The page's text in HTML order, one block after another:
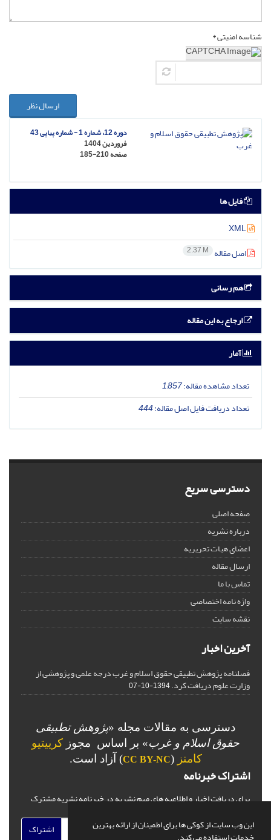
این وب سایت از کوکی ها برای اطمینان از ارائه بهترین
شناسه امنیتی *
ارسال نظر
دوره 12، شماره 1 - شماره پیاپی 43
فروردین 1404
صفحه185-210
فایل ها
اصل مقاله 2.37 M
هم رسانی
ارجاع به این مقاله
آمار
تعداد مشاهده مقاله:1,857
تعداد دریافت فایل اصل مقاله:444
دسترسی سریع
صفحه اصلی
درباره نشریه
اعضای هیات تحریریه
ارسال مقاله
تماس با ما
واژه نامه اختصاصی
نقشه سایت
آخرین اخبار
فصلنامه پژوهش تطبیقی حقوق اسلام و غرب درجه علمی و پژوهشی از
وزارت علوم دریافت کرد.1394-10-07
دسترسی به مقالات مجله «پژوهش تطبیقی
حقوق اسلام و غرب» بر اساس مجوز کرییتیو
کامنز (
CC BY-NC) آزاد است.
اشتراک خبرنامه
برای دریافت اخبار و اطلاعیه های مهم نشریه در خبرنامه نشریه مشترک
اشتراک